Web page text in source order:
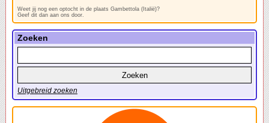
Weet jij nog een optocht in de plaats Gambettola (Italië)?
Geef dit dan aan ons door.
Zoeken
Uitgebreid zoeken